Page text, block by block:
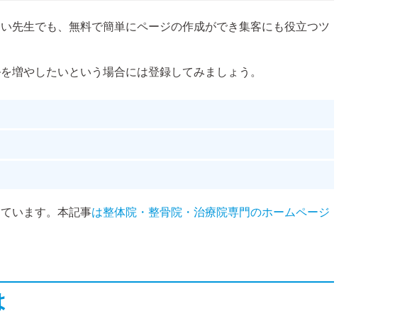
先生でも、無料で簡単にページの作成ができ集客にも役立つツ
やしたいという場合には登録してみましょう。
います。本記事は整体院・整骨院・治療院専門のホームページ